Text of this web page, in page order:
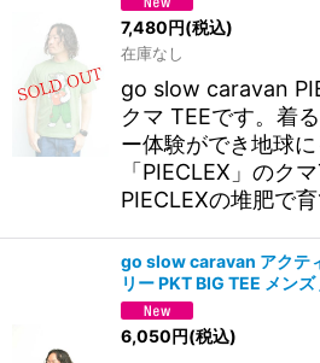
7,480円(税込)
在庫なし
go slow caravan
クマ TEEです。着
ー体験ができ地球
「PIECLEX」のク
PIECLEXの堆肥で
go slow caravan アクテ
リー PKT BIG TEE メンズ
6,050円(税込)